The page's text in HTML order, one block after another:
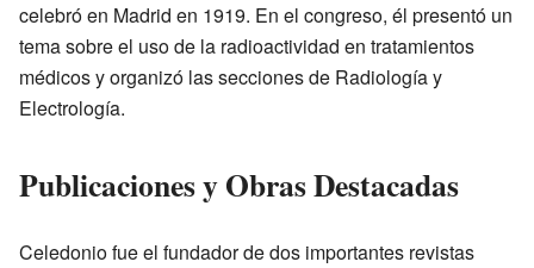
celebró en Madrid en 1919. En el congreso, él presentó un
tema sobre el uso de la radioactividad en tratamientos
médicos y organizó las secciones de Radiología y
Electrología.
Publicaciones y Obras Destacadas
Celedonio fue el fundador de dos importantes revistas